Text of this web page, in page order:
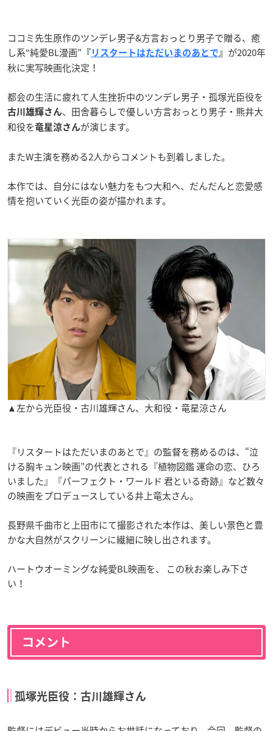
ココミ先生原作のツンデレ男子&方言おっとり男子で贈る、癒
し系“純愛BL漫画” 『 リスタートはただいまのあとで 』 が2020年
秋に実写映画化決定！
都会の生活に疲れて人生挫折中のツンデレ男子・孤塚光臣役を
古川雄輝さん、田舎暮らしで優しい方言おっとり男子・熊井大
和役を竜星涼さんが演じます。
またW主演を務める2人からコメントも到着しました。
本作では、自分にはない魅力をもつ大和へ、だんだんと恋愛感
情を抱いていく光臣の姿が描かれます。
▲左から光臣役・古川雄輝さん、大和役・竜星涼さん
『リスタートはただいまのあとで』の監督を務めるのは、“泣
ける胸キュン映画”の代表とされる『植物図鑑 運命の恋、ひろ
いました』『パーフェクト・ワールド 君といる奇跡』など数々
の映画をプロデュースしている井上竜太さん。
長野県千曲市と上田市にて撮影された本作は、美しい景色と豊
かな大自然がスクリーンに繊細に映し出されます。
ハートウオーミングな純愛BL映画を、 この秋お楽しみ下さ
い！
コメント
孤塚光臣役：古川雄輝さん